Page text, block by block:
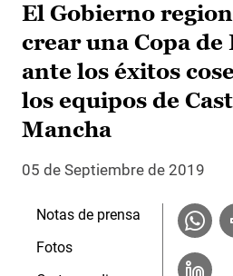
El Gobierno
crear una Copa
ante los éxitos
los equipos de
Mancha
05 de Septiembre de 2019
Notas de prensa
Fotos